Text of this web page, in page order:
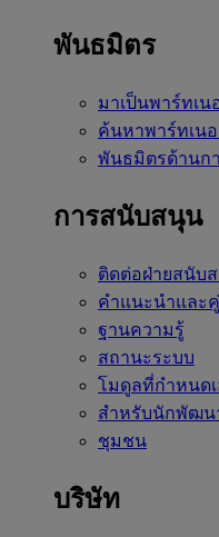
พันธมิตร
มาเป็นพาร์ทเน
ค้นหาพาร์ทเน
พันธมิตรด้านก
การสนับสนุน
ติดต่อฝ่ายสนับ
คำแนะนำและ
ฐานความรู้
สถานะระบบ
โมดูลที่กำหนดเ
สำหรับนักพัฒน
ชุมชน
บริษัท